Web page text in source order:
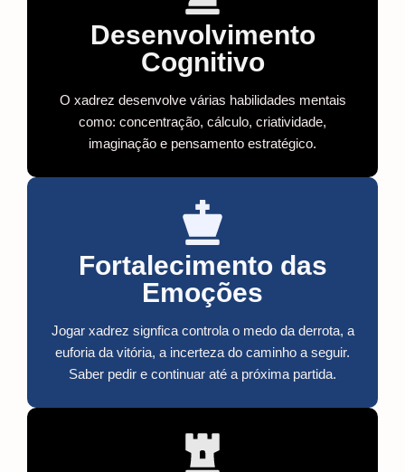
Desenvolvimento
Cognitivo
O xadrez desenvolve várias habilidades mentais
como: concentração, cálculo, criatividade,
imaginação e pensamento estratégico.
Fortalecimento das
Emoções
Jogar xadrez signfica controla o medo da derrota, a
euforia da vitória, a incerteza do caminho a seguir.
Saber pedir e continuar até a próxima partida.